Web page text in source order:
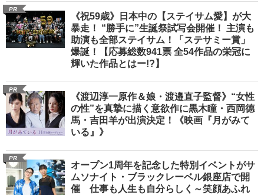
PR
《祝59歳》日本中の【ステイサム愛】が大
暴走！ “勝手に”生誕祭試写会開催！ 主演も
助演も全部ステイサム！「ステサミー賞」
爆誕！【応募総数941票 全54作品の栄冠に
輝いた作品とはー!?】
PR
《渡辺淳一原作＆娘・渡邉直子監督》“女性
の性”を真摯に描く意欲作に黒木瞳・西岡德
馬・吉田羊が出演決定！《映画『月がみて
いる』》
PR
オープン1周年を記念した特別イベントがサ
ムソナイト・ブラックレーベル銀座店で開
催 仕事も人生も自分らしく～笑顔あふれ